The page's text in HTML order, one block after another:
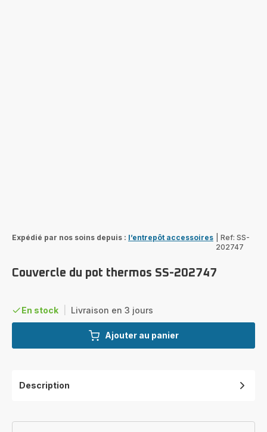
Expédié par nos soins depuis : l’entrepôt accessoires
Ref: SS-
202747
Couvercle du pot thermos SS-202747
En stock Livraison en 3 jours
Ajouter au panier
Description